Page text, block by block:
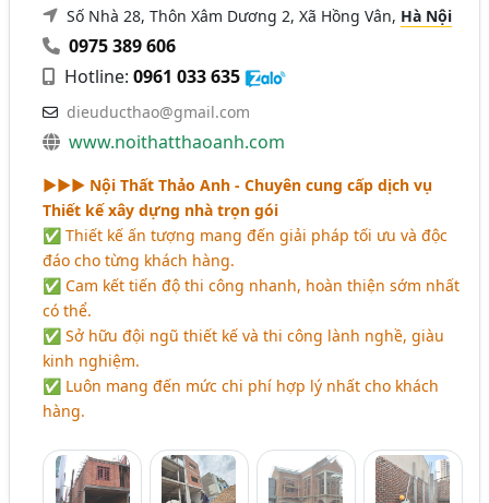
Số Nhà 28, Thôn Xâm Dương 2, Xã Hồng Vân, Hà Nội
0975 389 606
Hotline:0961 033 635
dieuducthao@gmail.com
www.noithatthaoanh.com
►►► Nội Thất Thảo Anh - Chuyên cung cấp dịch vụ
Thiết kế xây dựng nhà trọn gói
✅ Thiết kế ấn tượng mang đến giải pháp tối ưu và độc
đáo cho từng khách hàng.
✅ Cam kết tiến độ thi công nhanh, hoàn thiện sớm nhất
có thể.
✅ Sở hữu đội ngũ thiết kế và thi công lành nghề, giàu
kinh nghiệm.
✅ Luôn mang đến mức chi phí hợp lý nhất cho khách
hàng.